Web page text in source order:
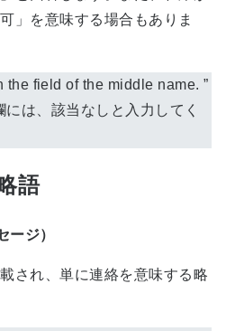
」を意味する場合もありま
the field of the middle name. ”
には、該当なしと入力してく
語
ージ）
され、単に連絡を意味する略